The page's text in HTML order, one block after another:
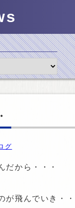
グ
だから・・・
が飛んでいき・・